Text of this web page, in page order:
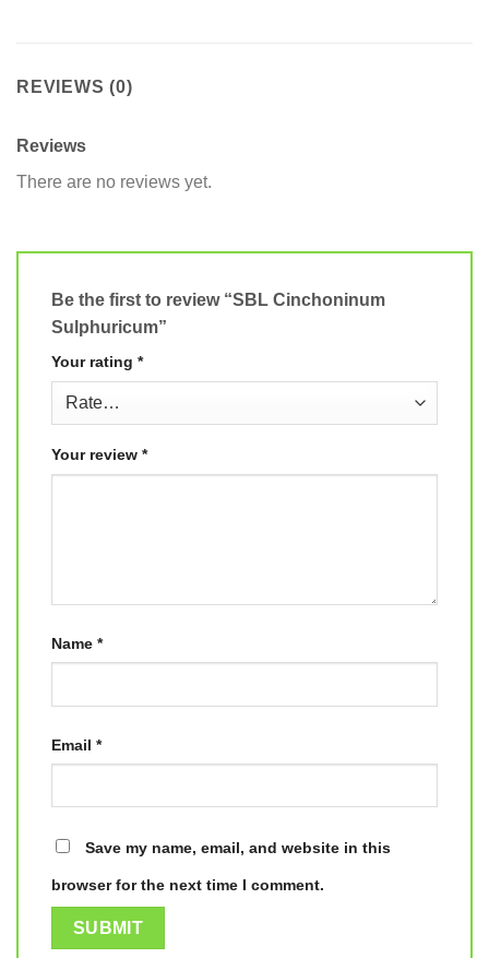
REVIEWS (0)
Reviews
There are no reviews yet.
Be the first to review “SBL Cinchoninum
Sulphuricum”
Your rating *
Your review *
Name *
Email *
Save my name, email, and website in this
browser for the next time I comment.